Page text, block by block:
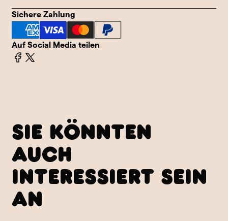
Sichere Zahlung
Auf Social Media teilen
SIE KÖNNTEN
AUCH
INTERESSIERT SEIN
AN